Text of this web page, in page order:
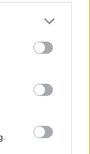
more Google
may click to
party tags to
below Google
Úselo
producto entre
lave